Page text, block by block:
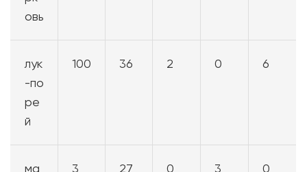
овь
лук
-по
ре
й
100 36 2 0 6
ма
3 27 0 3 0